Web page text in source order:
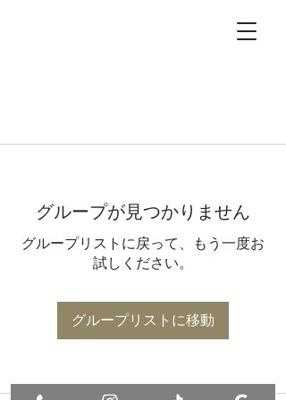
グループが見つかりません
グループリストに戻って、もう一度お
試しください。
グループリストに移動